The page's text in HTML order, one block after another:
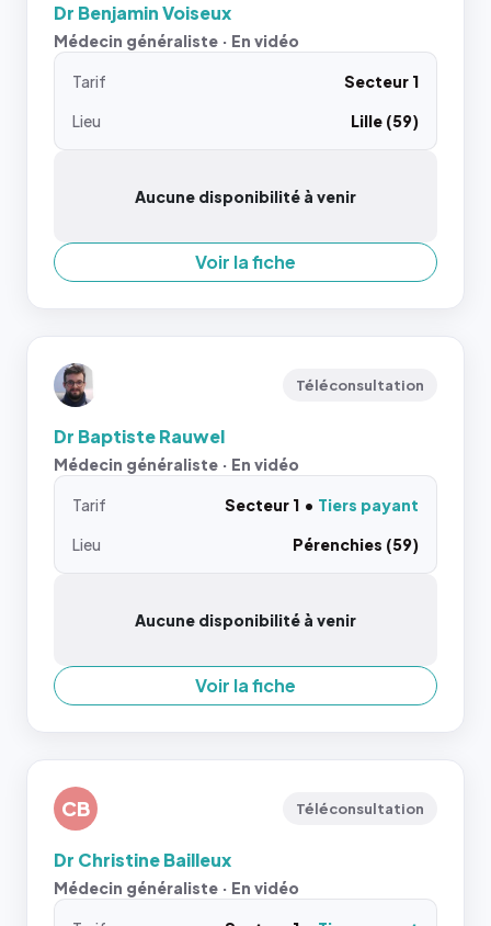
Dr Benjamin Voiseux
Médecin généraliste · En vidéo
Tarif
Secteur 1
Lieu
Lille (59)
Aucune disponibilité à venir
Voir la fiche
Téléconsultation
Dr Baptiste Rauwel
Médecin généraliste · En vidéo
Tarif Secteur 1
Tiers payant
Lieu
Pérenchies (59)
Aucune disponibilité à venir
Voir la fiche
CB Téléconsultation
Dr Christine Bailleux
Médecin généraliste · En vidéo